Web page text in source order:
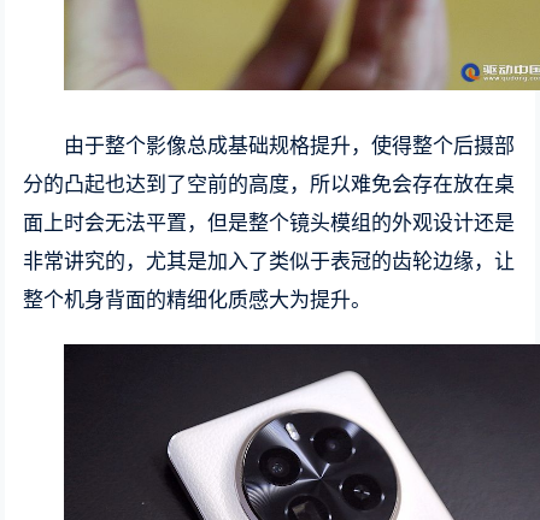
由于整个影像总成基础规格提升，使得整个后摄部
分的凸起也达到了空前的高度，所以难免会存在放在桌
面上时会无法平置，但是整个镜头模组的外观设计还是
非常讲究的，尤其是加入了类似于表冠的齿轮边缘，让
整个机身背面的精细化质感大为提升。